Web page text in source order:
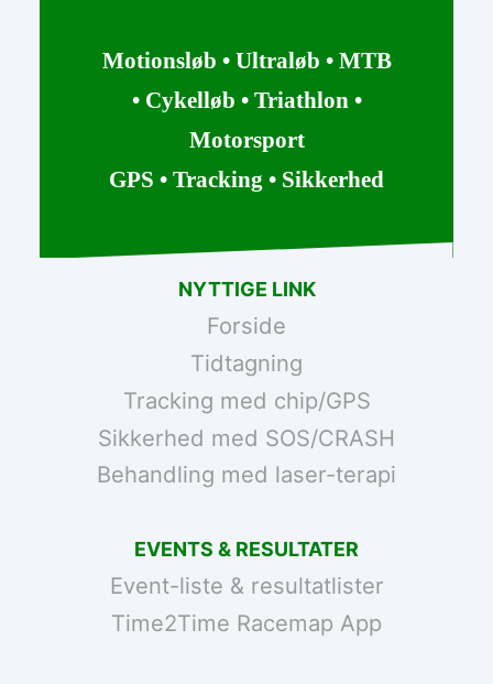
Motionsløb • Ultraløb • MTB
• Cykelløb • Triathlon •
Motorsport
GPS • Tracking • Sikkerhed
NYTTIGE LINK
Forside
Tidtagning
Tracking med chip/GPS
Sikkerhed med SOS/CRASH
Behandling med laser-terapi
EVENTS & RESULTATER
Event-liste & resultatlister
Time2Time Racemap App